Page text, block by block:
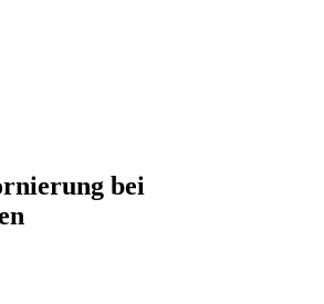
bei